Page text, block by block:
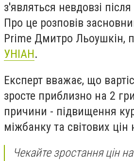
з'являться невдовзі
Про це розповів
Prime Дмитро Льоушкін,
УНІАН.
Експерт вважає, що
зросте приблизно на 2
причини - підвищення
міжбанку та світових цін
Чекайте зростання цін